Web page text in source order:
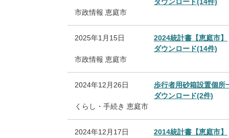
市政情報 恵庭市
2025年1月15日
2024統計書【恵庭市】
ダウンロード(14件)
市政情報 恵庭市
2024年12月26日
歩行者用砂箱設置個所
ダウンロード(2件)
くらし・手続き 恵庭市
2024年12月17日
2014統計書【恵庭市】